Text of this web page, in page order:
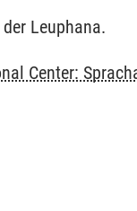
Leuphana.
Center: